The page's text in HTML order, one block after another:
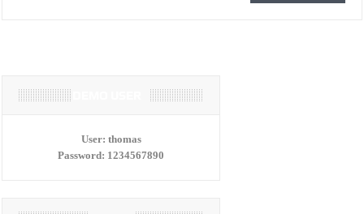
User: thomas
Password: 1234567890